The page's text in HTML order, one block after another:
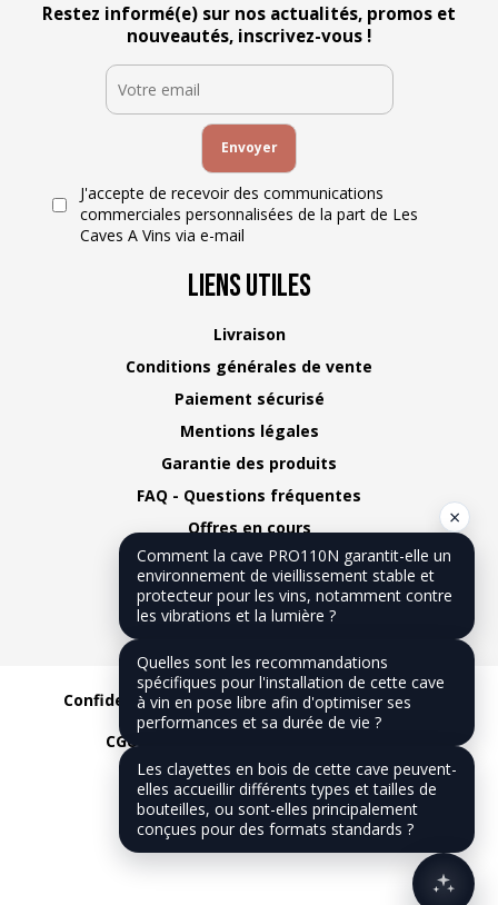
Restez informé(e) sur nos actualités, promos et
nouveautés, inscrivez-vous !
J'accepte de recevoir des communications
commerciales personnalisées de la part de Les
Caves A Vins via e-mail
Liens Utiles
Livraison
Conditions générales de vente
Paiement sécurisé
Mentions légales
Garantie des produits
FAQ - Questions fréquentes
Offres en cours
Plan du site
Nous contacter
Notre blog
Confidentialité Mentions légales
CGV
CGU
×
Comment la cave PRO110N garantit-elle un
environnement de vieillissement stable et
protecteur pour les vins, notamment contre
les vibrations et la lumière ?
Quelles sont les recommandations
spécifiques pour l'installation de cette cave
à vin en pose libre afin d'optimiser ses
performances et sa durée de vie ?
Les clayettes en bois de cette cave peuvent-
elles accueillir différents types et tailles de
bouteilles, ou sont-elles principalement
conçues pour des formats standards ?